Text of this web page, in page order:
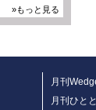
»もっと見る
月刊
月刊ひと